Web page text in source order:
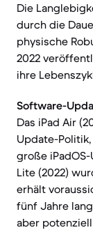
Die
durch die
physische
2022
ihre
Software-
Das iPad Air
Update-
große
Lite (2022)
erhält
fünf Jahre
aber